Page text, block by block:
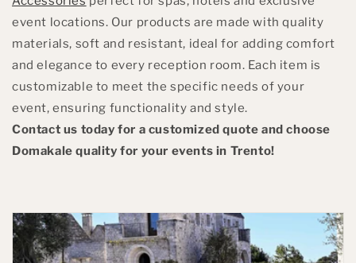
event locations. Our products are made with quality
materials, soft and resistant, ideal for adding comfort
and elegance to every reception room. Each item is
customizable to meet the specific needs of your
event, ensuring functionality and style.
Contact us today for a customized quote and choose
Domakale quality for your events in Trento!